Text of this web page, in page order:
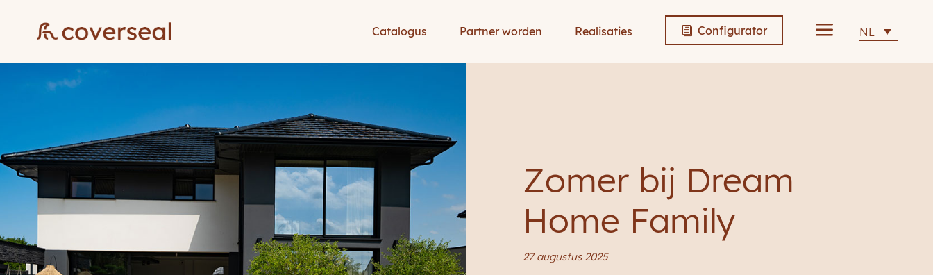
Catalogus Partner worden Realisaties i Configurator a NL
Zomer bij Dream
Home Family
27 augustus 2025